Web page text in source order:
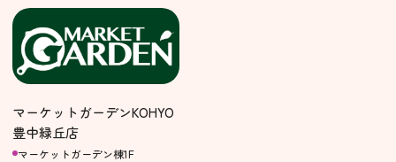
マーケットガーデンKOHYO
豊中緑丘店
マーケットガーデン棟1F